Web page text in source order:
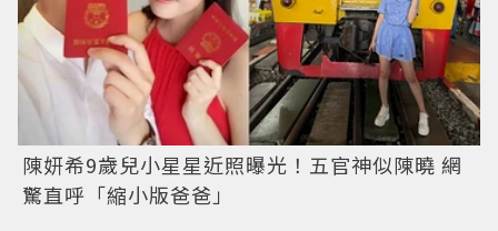
陳妍希9歲兒小星星近照曝光！五官神似陳曉 網
驚直呼「縮小版爸爸」